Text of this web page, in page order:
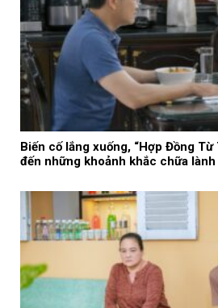
Biến cố lắng xuống, “Hợp Đồng
đến những khoảnh khắc chữa